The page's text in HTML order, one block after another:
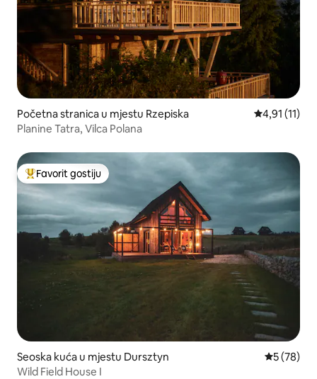
Početna stranica u mjestu Rzepiska prosječna
4,91 (11)
Planine Tatra, Vilca Polana
Glavni favorit gostiju
Favorit gostiju
Seoska kuća u mjestu Dursztyn prosječna
5 (78)
Wild Field House I